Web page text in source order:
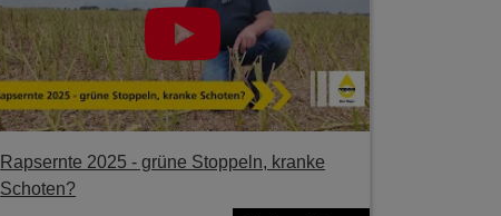
Rapsernte 2025 - grüne Stoppeln, kranke
Schoten?